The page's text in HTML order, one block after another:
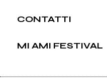
CONTATTI
MI AMI FESTIVAL